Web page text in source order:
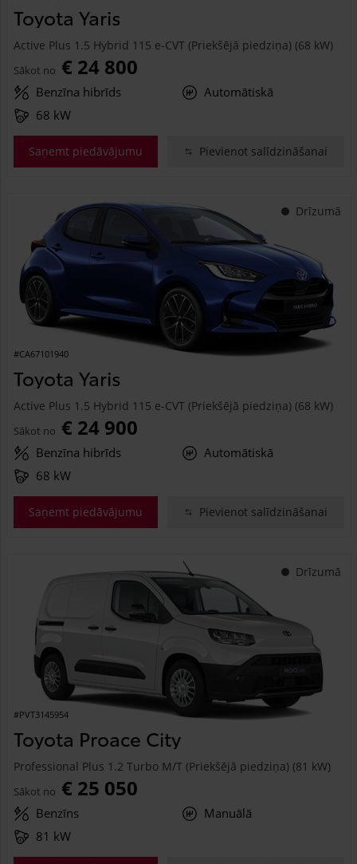
Toyota Yaris
Active Plus 1.5 Hybrid 115 e-CVT (Priekšējā piedziņa) (68 kW)
Sākot no € 24 800
Benzīna hibrīds
Automātiskā
68 kW
Saņemt piedāvājumu Pievienot salīdzināšanai
Drīzumā
#CA67101940
Toyota Yaris
Active Plus 1.5 Hybrid 115 e-CVT (Priekšējā piedziņa) (68 kW)
Sākot no € 24 900
Benzīna hibrīds
Automātiskā
68 kW
Saņemt piedāvājumu Pievienot salīdzināšanai
Drīzumā
#PVT3145954
Toyota Proace City
Professional Plus 1.2 Turbo M/T (Priekšējā piedziņa) (81 kW)
Sākot no € 25 050
Benzīns
Manuālā
81 kW